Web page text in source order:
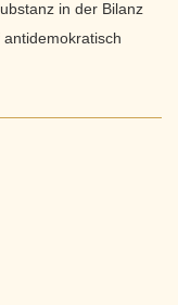
in der Bilanz